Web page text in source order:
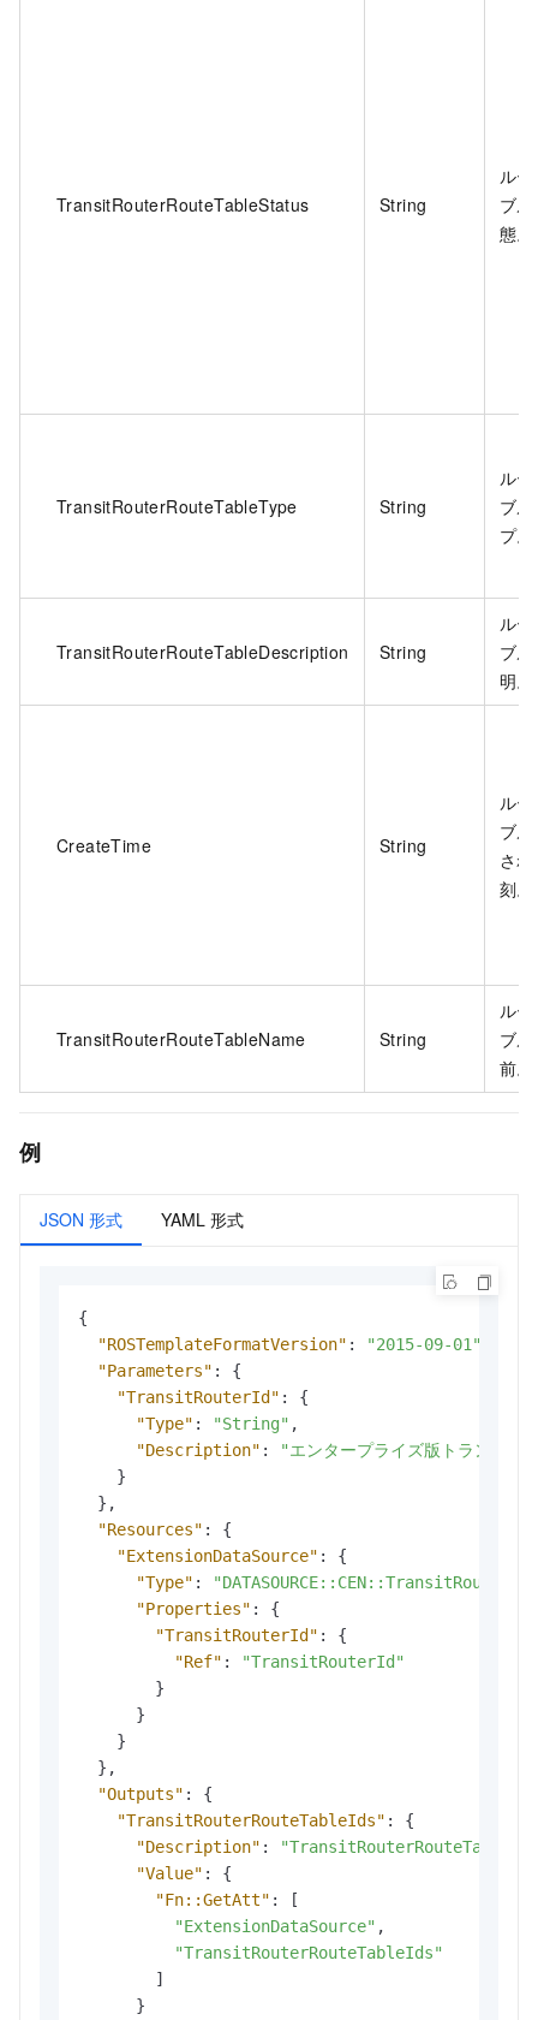
TransitRouterRouteTableStatus String
ル
ブ
態。
TransitRouterRouteTableType String
ル
ブ
プ。
TransitRouterRouteTableDescription String
ル
ブ
明。
CreateTime String
ル
ブ
さ
刻。
TransitRouterRouteTableName String
ル
ブ
前。
例
JSON 形式 YAML 形式
{
"ROSTemplateFormatVersion" : "2015-09-01"
"Parameters" :
{
"TransitRouterId" :
{
"Type" : "String" ,
"Description" :
"エンタープライズ版トランジッ
}
} ,
"Resources" :
{
"ExtensionDataSource" :
{
"Type" :
"Properties" :
{
"TransitRouterId" :
{
"Ref" :
"TransitRouterId"
}
}
}
} ,
"Outputs" :
{
"TransitRouterRouteTableIds" :
{
"Description" :
"TransitRouterRouteTable
"Value" :
{
"Fn::GetAtt" :
[
"ExtensionDataSource" ,
"TransitRouterRouteTableIds"
]
}